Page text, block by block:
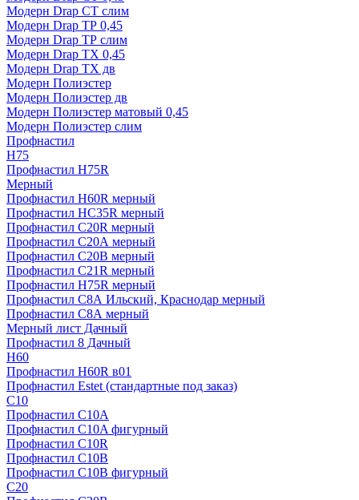
Модерн Drap СТ слим
Модерн Drap ТР 0,45
Модерн Drap ТР слим
Модерн Drap ТХ 0,45
Модерн Drap ТХ дв
Модерн Полиэстер
Модерн Полиэстер дв
Модерн Полиэстер матовый 0,45
Модерн Полиэстер слим
Профнастил
H75
Профнастил H75R
Мерный
Профнастил H60R мерный
Профнастил HC35R мерный
Профнастил С20R мерный
Профнастил С20А мерный
Профнастил С20В мерный
Профнастил С21R мерный
Профнастил Н75R мерный
Профнастил С8А Ильский, Краснодар мерный
Профнастил С8А мерный
Мерный лист Дачный
Профнастил 8 Дачный
Н60
Профнастил H60R в01
Профнастил Estet (стандартные под заказ)
C10
Профнастил С10A
Профнастил С10A фигурный
Профнастил С10R
Профнастил С10В
Профнастил С10В фигурный
C20